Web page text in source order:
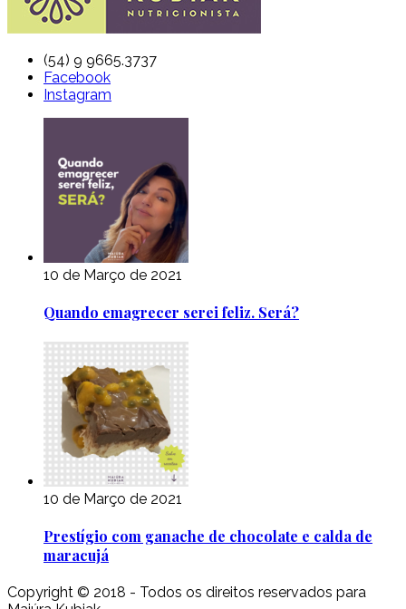
(54) 9 9665.3737
Facebook
Instagram
10 de Março de 2021
Quando emagrecer serei feliz. Será?
10 de Março de 2021
Prestígio com ganache de chocolate e calda de
maracujá
Copyright © 2018 - Todos os direitos reservados para